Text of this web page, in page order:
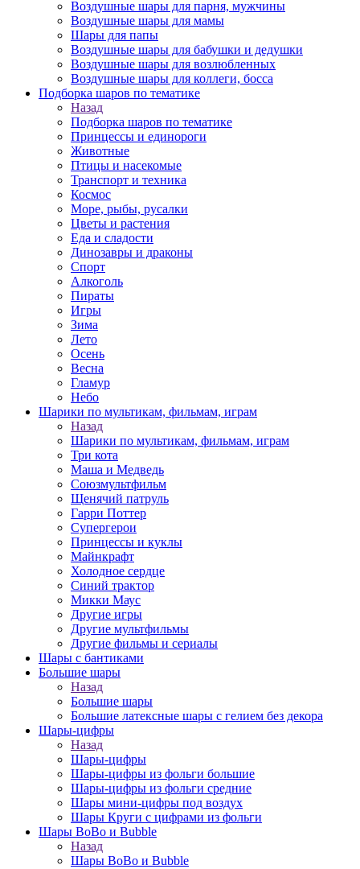
Воздушные шары для парня, мужчины
Воздушные шары для мамы
Шары для папы
Воздушные шары для бабушки и дедушки
Воздушные шары для возлюбленных
Воздушные шары для коллеги, босса
Подборка шаров по тематике
Назад
Подборка шаров по тематике
Принцессы и единороги
Животные
Птицы и насекомые
Транспорт и техника
Космос
Море, рыбы, русалки
Цветы и растения
Еда и сладости
Динозавры и драконы
Спорт
Алкоголь
Пираты
Игры
Зима
Лето
Осень
Весна
Гламур
Небо
Шарики по мультикам, фильмам, играм
Назад
Шарики по мультикам, фильмам, играм
Три кота
Маша и Медведь
Союзмультфильм
Щенячий патруль
Гарри Поттер
Супергерои
Принцессы и куклы
Майнкрафт
Холодное сердце
Синий трактор
Микки Маус
Другие игры
Другие мультфильмы
Другие фильмы и сериалы
Шары с бантиками
Большие шары
Назад
Большие шары
Большие латексные шары с гелием без декора
Шары-цифры
Назад
Шары-цифры
Шары-цифры из фольги большие
Шары-цифры из фольги средние
Шары мини-цифры под воздух
Шары Круги с цифрами из фольги
Шары BoBo и Bubble
Назад
Шары BoBo и Bubble